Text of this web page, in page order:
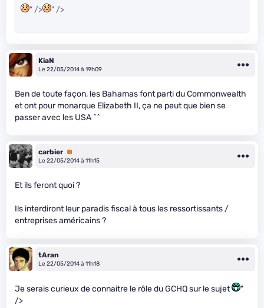
" /> " />
KiaN
Le 22/05/2014 à 19h09
Ben de toute façon, les Bahamas font parti du Commonwealth
et ont pour monarque Elizabeth II, ça ne peut que bien se
passer avec les USA ^^
carbier Premium
Le 22/05/2014 à 11h15
Et ils feront quoi ?
Ils interdiront leur paradis fiscal à tous les ressortissants /
entreprises américains ?
tAran
Le 22/05/2014 à 11h18
Je serais curieux de connaitre le rôle du GCHQ sur le sujet
"
/>